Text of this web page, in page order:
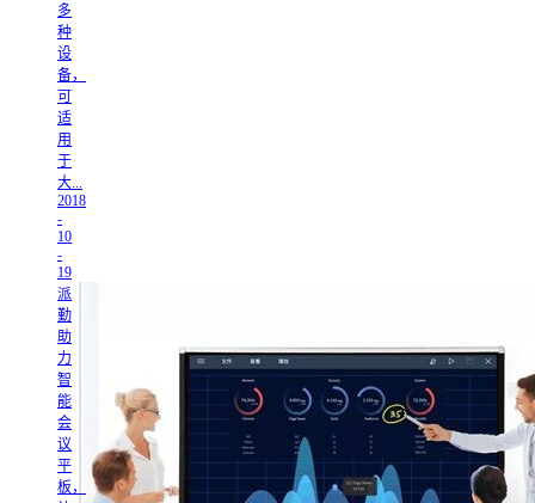
多
种
设
备，
可
适
用
于
大...
2018
-
10
-
19
派
勤
助
力
智
能
会
议
平
板，